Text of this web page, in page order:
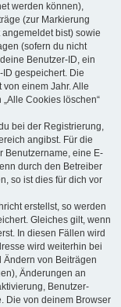
werden können),
(zur Markierung
bist) sowie
(sofern du nicht
Benutzer-ID, ein
gespeichert. Die
einem Jahr. Alle
Cookies löschen“
bei der Registrierung,
angibst. Für die
Benutzername, eine E-
durch den Betreiber
so ist dies für dich vor
erstellst, so werden
Gleiches gilt, wenn
In diesen Fällen wird
wird weiterhin bei
von Beiträgen
Änderungen an
Benutzer-
Die von deinem Browser